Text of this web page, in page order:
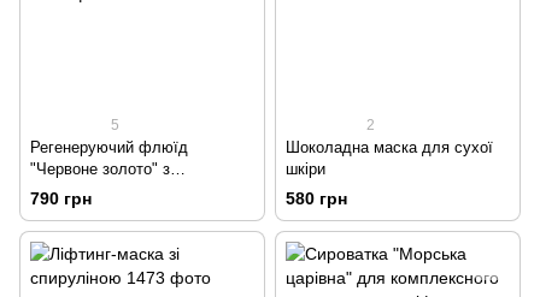
5
Регенеруючий флюїд
"Червоне золото" з
екстрактом "кров дракона",
ультра зволоження, 30+
790 грн
2
Шоколадна маска для сухої
шкіри
580 грн